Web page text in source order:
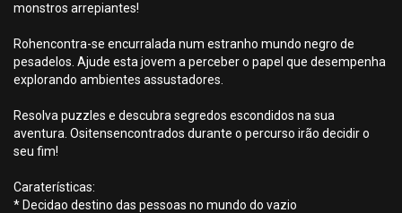
monstros arrepiantes!
Rohencontra-se encurralada num estranho mundo negro de
pesadelos. Ajude esta jovem a perceber o papel que desempenha
explorando ambientes assustadores.
Resolva puzzles e descubra segredos escondidos na sua
aventura. Ositensencontrados durante o percurso irão decidir o
seu fim!
Caraterísticas:
* Decidao destino das pessoas no mundo do vazio